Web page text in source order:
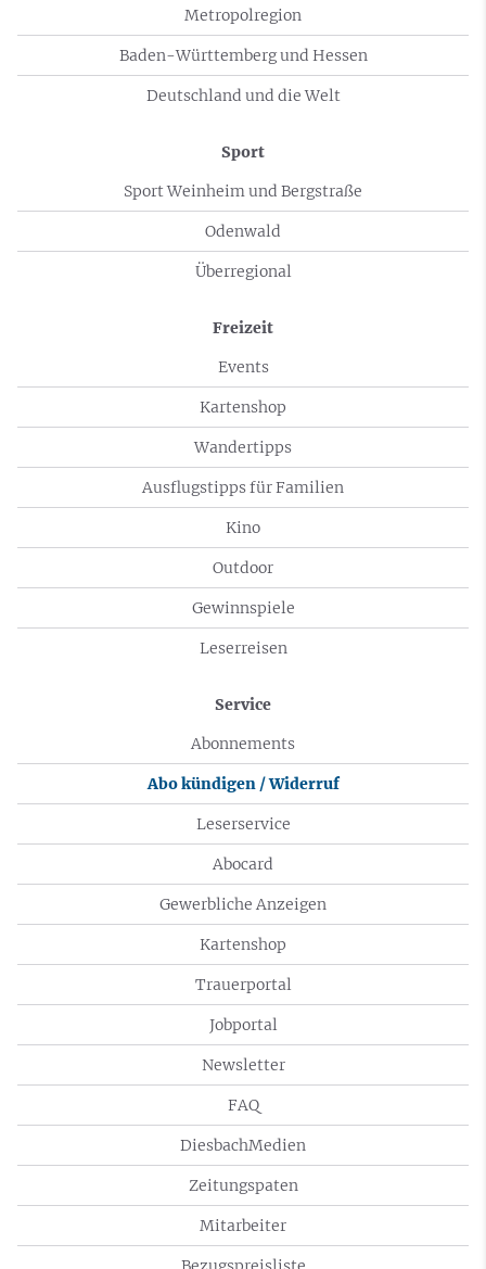
Metropolregion
Baden-Württemberg und Hessen
Deutschland und die Welt
Sport
Sport Weinheim und Bergstraße
Odenwald
Überregional
Freizeit
Events
Kartenshop
Wandertipps
Ausflugstipps für Familien
Kino
Outdoor
Gewinnspiele
Leserreisen
Service
Abonnements
Abo kündigen / Widerruf
Leserservice
Abocard
Gewerbliche Anzeigen
Kartenshop
Trauerportal
Jobportal
Newsletter
FAQ
DiesbachMedien
Zeitungspaten
Mitarbeiter